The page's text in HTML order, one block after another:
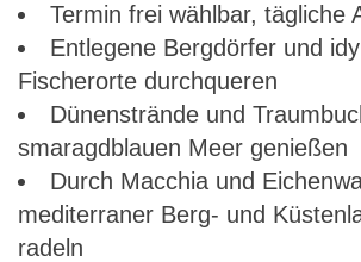
Termin frei wählbar, tägliche
Entlegene Bergdörfer und
Fischerorte durchqueren
Dünenstrände und
smaragdblauen Meer genießen
Durch Macchia und
mediterraner Berg- und
radeln